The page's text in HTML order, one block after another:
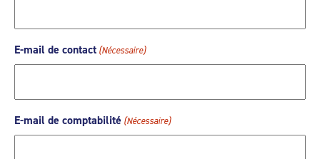
E-mail de contact (Nécessaire)
E-mail de comptabilité (Nécessaire)